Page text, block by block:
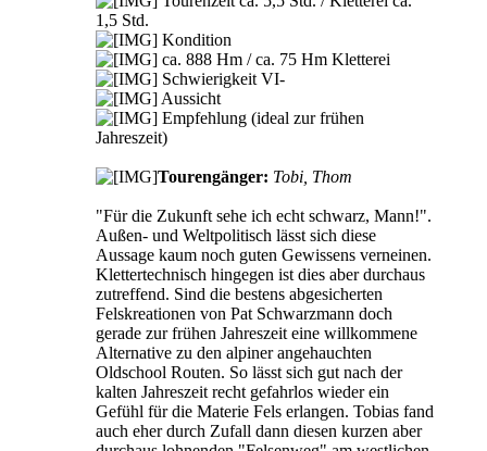
1,5 Std.
Kondition
ca. 888 Hm / ca. 75 Hm Kletterei
Schwierigkeit VI-
Aussicht
Empfehlung (ideal zur frühen
Jahreszeit)
Tourengänger: Tobi, Thom
"Für die Zukunft sehe ich echt schwarz, Mann!".
Außen- und Weltpolitisch lässt sich diese
Aussage kaum noch guten Gewissens verneinen.
Klettertechnisch hingegen ist dies aber durchaus
zutreffend. Sind die bestens abgesicherten
Felskreationen von Pat Schwarzmann doch
gerade zur frühen Jahreszeit eine willkommene
Alternative zu den alpiner angehauchten
Oldschool Routen. So lässt sich gut nach der
kalten Jahreszeit recht gefahrlos wieder ein
Gefühl für die Materie Fels erlangen. Tobias fand
auch eher durch Zufall dann diesen kurzen aber